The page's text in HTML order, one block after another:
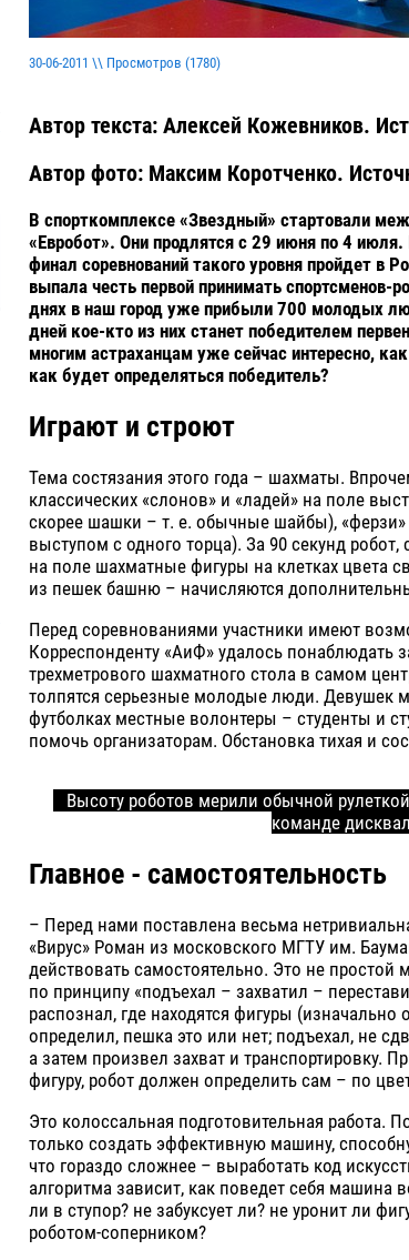
30-06-2011 \\ Просмотров (1780)
Автор текста: Алексей Кожевников.
Автор фото: Максим Коротченко.
В спорткомплексе «Звездный» стартовали
«Евробот». Они продлятся с 29 июня по 4
финал соревнований такого уровня пройдет в
выпала честь первой принимать спортсменов-
днях в наш город уже прибыли 700 молодых
дней кое-кто из них станет победителем
многим астраханцам уже сейчас интересно,
как будет определяться победитель?
Играют и строют
Тема состязания этого года – шахматы.
классических «слонов» и «ладей» на поле
скорее шашки – т. е. обычные шайбы),
выступом с одного торца). За 90 секунд
на поле шахматные фигуры на клетках цвета
из пешек башню – начисляются
Перед соревнованиями участники имеют
Корреспонденту «АиФ» удалось понаблюдать
трехметрового шахматного стола в самом
толпятся серьезные молодые люди. Девушек
футболках местные волонтеры – студенты и
помочь организаторам. Обстановка тихая и
Высоту роботов мерили обычной
команде
Главное - самостоятельность
– Перед нами поставлена весьма
«Вирус» Роман из московского МГТУ им.
действовать самостоятельно. Это не простой
по принципу «подъехал – захватил –
распознал, где находятся фигуры
определил, пешка это или нет; подъехал, не
а затем произвел захват и транспортировку.
фигуру, робот должен определить сам – по
Это колоссальная подготовительная работа.
только создать эффективную машину,
что гораздо сложнее – выработать код
алгоритма зависит, как поведет себя машина
ли в ступор? не забуксует ли? не уронит ли
роботом-соперником?